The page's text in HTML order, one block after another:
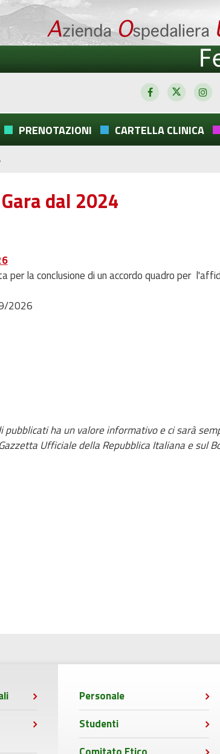
PRENOTAZIONI CARTELLA CLINICA
dal 2024
per la conclusione di un accordo quadro per
2026
pubblicati ha un valore informativo e ci sarà
Ufficiale della Repubblica Italiana e sul
Personale
Studenti